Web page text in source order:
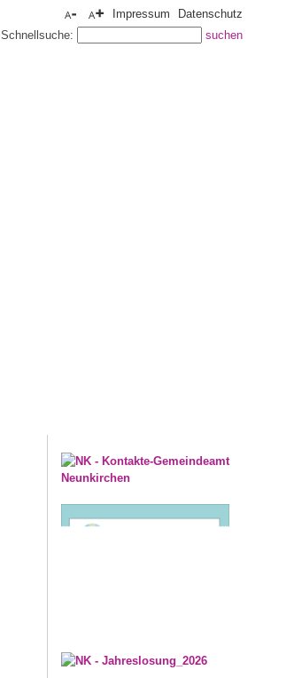
Impressum
Datenschutz
Schnellsuche: